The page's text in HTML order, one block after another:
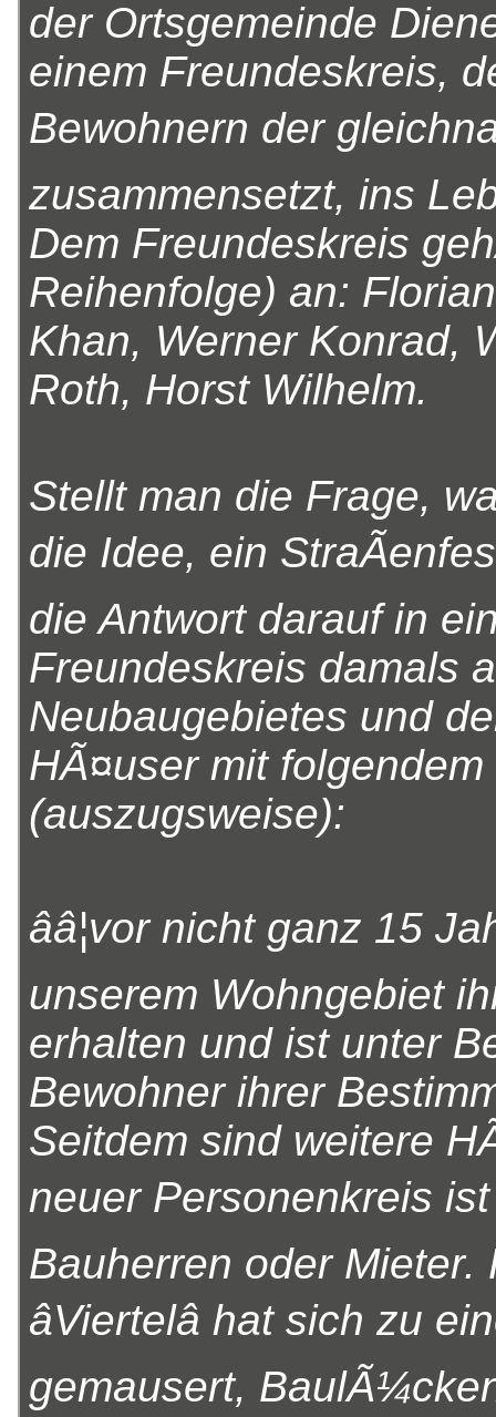
der Ortsgemeinde
einem Freundeskreis,
Bewohnern der
zusammensetzt, ins
Dem Freundeskreis
Reihenfolge) an:
Khan, Werner Konrad,
Roth, Horst Wilhelm.
Stellt man die Frage,
die Idee, ein
die Antwort darauf in
Freundeskreis damals
Neubaugebietes und
HÃ¤user mit
(auszugsweise):
ââ¦vor nicht ganz 15
unserem Wohngebiet
erhalten und ist unter
Bewohner ihrer
Seitdem sind weitere
neuer Personenkreis ist
Bauherren oder
âViertelâ hat sich zu
gemausert,